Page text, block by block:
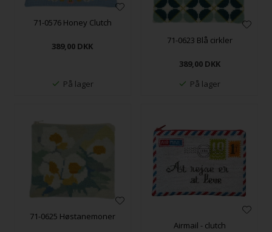
71-0576 Honey Clutch
389,00 DKK
På lager
71-0623 Blå cirkler
389,00 DKK
På lager
71-0625 Høstanemoner
Airmail - clutch